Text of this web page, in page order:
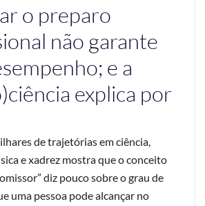
o preparo
não garante
e a
explica por
de trajetórias em ciência,
e xadrez mostra que o conceito
diz pouco sobre o grau de
uma pessoa pode alcançar no